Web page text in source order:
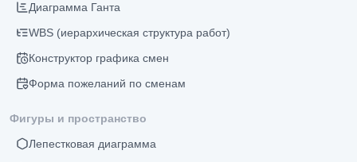
Диаграмма Ганта
WBS (иерархическая структура работ)
Конструктор графика смен
Форма пожеланий по сменам
Фигуры и пространство
Лепестковая диаграмма